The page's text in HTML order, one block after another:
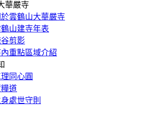
華嚴寺
於雲鶴山大華嚴寺
山建寺年表
剪影
重點區域介紹
同心圓
道
處世守則